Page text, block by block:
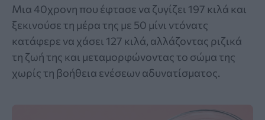
Μια 40χρονη που έφτασε να ζυγίζει 197 κιλά και
ξεκινούσε τη μέρα της με 50 μίνι ντόνατς
κατάφερε να χάσει 127 κιλά, αλλάζοντας ριζικά
τη ζωή της και μεταμορφώνοντας το σώμα της
χωρίς τη βοήθεια ενέσεων αδυνατίσματος.